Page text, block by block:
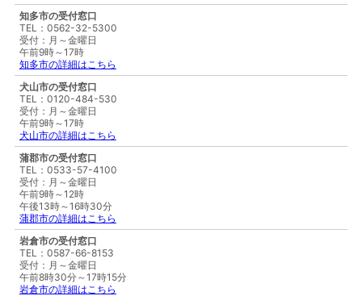
知多市の受付窓口
TEL：0562-32-5300
受付：月～金曜日
午前9時～17時
知多市の詳細はこちら
犬山市の受付窓口
TEL：0120-484-530
受付：月～金曜日
午前9時～17時
犬山市の詳細はこちら
蒲郡市の受付窓口
TEL：0533-57-4100
受付：月～金曜日
午前9時～12時
午後13時～16時30分
蒲郡市の詳細はこちら
岩倉市の受付窓口
TEL：0587-66-8153
受付：月～金曜日
午前8時30分～17時15分
岩倉市の詳細はこちら